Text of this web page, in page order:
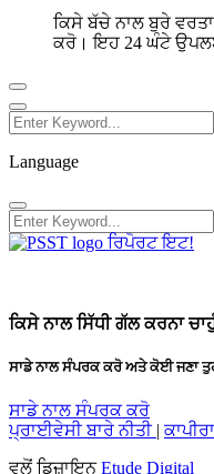
ਕਿਸੇ ਬੱਚੇ ਨਾਲ ਬੁਰੇ
ਕਰੋ। ਇਹ 24 ਘੰਟੇ
Language
ਰਿਪੋਰਟ ਇਟ!
ਕਿਸੇ ਨਾਲ ਸਿੱਧੀ ਗੱਲ ਕਰਨਾ
ਸਾਡੇ ਨਾਲ ਸੰਪਰਕ ਕਰੋ ਅਤੇ ਕੋਈ ਜਣਾ
ਸਾਡੇ ਨਾਲ ਸੰਪਰਕ ਕਰੋ
ਪ੍ਰਾਈਵੇਸੀ ਬਾਰੇ ਨੀਤੀ
ਵਲੋਂ ਡਿਜ਼ਾਇਨEtude Digital